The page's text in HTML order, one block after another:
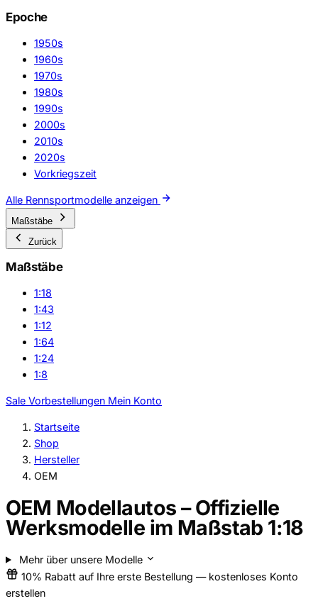
Epoche
1950s
1960s
1970s
1980s
1990s
2000s
2010s
2020s
Vorkriegszeit
Alle Rennsportmodelle anzeigen
Maßstäbe
Zurück
Maßstäbe
1:18
1:43
1:12
1:64
1:24
1:8
Sale Vorbestellungen Mein Konto
Startseite
Shop
Hersteller
OEM
OEM Modellautos – Offizielle
Werksmodelle im Maßstab 1:18
Mehr über unsere Modelle
10% Rabatt auf Ihre erste Bestellung — kostenloses Konto
erstellen